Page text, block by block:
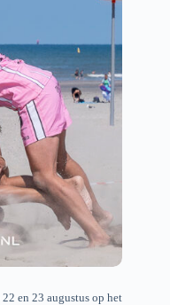
en 23 augustus op het